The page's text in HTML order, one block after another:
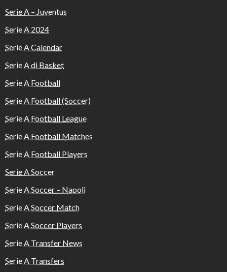
Serie A – Juventus
Serie A 2024
Serie A Calendar
Serie A di Basket
Serie A Football
Serie A Football (Soccer)
Serie A Football League
Serie A Football Matches
Serie A Football Players
Serie A Soccer
Serie A Soccer – Napoli
Serie A Soccer Match
Serie A Soccer Players
Serie A Transfer News
Serie A Transfers